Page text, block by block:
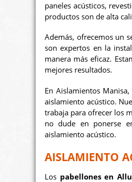
paneles acústicos,
productos son de alta
Además, ofrecemos un
son expertos en la
manera más eficaz.
mejores resultados.
En Aislamientos
aislamiento acústico.
trabaja para ofrecer los
no dude en ponerse
aislamiento acústico.
AISLAMIENTO
Los pabellones en